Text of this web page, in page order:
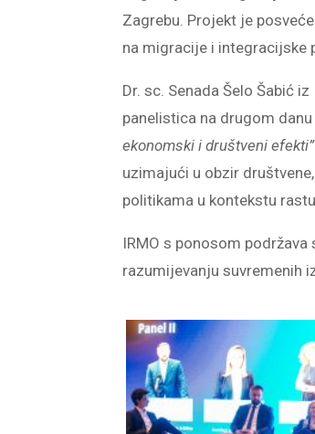
Zagrebu. Projekt je
na migracije i integracijske
Dr. sc. Senada Šelo Šabić
panelistica na drugom
ekonomski i društveni efekti”
uzimajući u obzir
politikama u kontekstu
IRMO s ponosom
razumijevanju suvremenih